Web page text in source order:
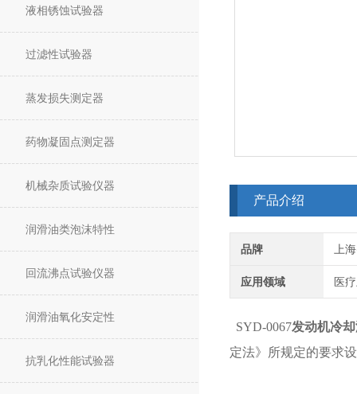
液相锈蚀试验器
过滤性试验器
蒸发损失测定器
药物凝固点测定器
机械杂质试验仪器
润滑油类泡沫特性
回流沸点试验仪器
润滑油氧化安定性
抗乳化性能试验器
产品介绍
品牌 上
应用领域 医
SYD-0067发动机冷
定法》所规定的要求